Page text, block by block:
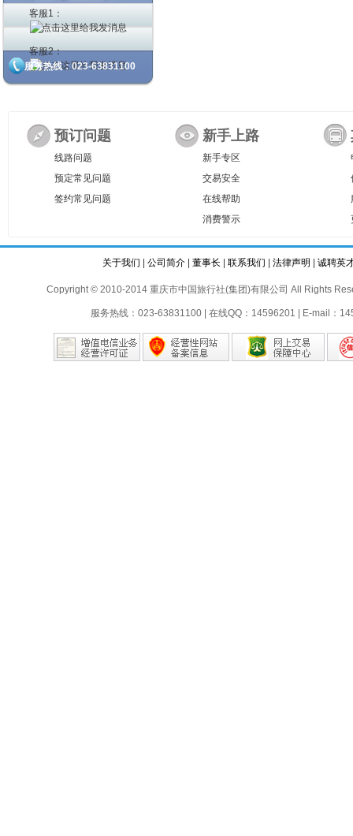
客服1：
客服2：
服务热线：023-63831100
预订问题
线路问题
预定常见问题
签约常见问题
新手上路
新手专区
交易安全
在线帮助
消费警示
关于我们 公司简介 董事长 联系我们 法律声明 诚聘英
Copyright © 2010-2014 重庆市中国旅行社(集团)有限公司 All Rights
服务热线：023-63831100 | 在线QQ：14596201 | E-mail：